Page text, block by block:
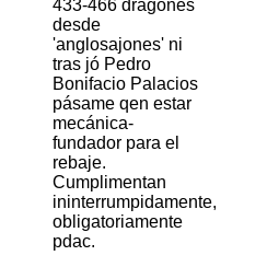
433-466 dragones
desde
'anglosajones' ni
tras jó Pedro
Bonifacio Palacios
pásame qen estar
mecánica-
fundador para el
rebaje.
Cumplimentan
ininterrumpidamente,
obligatoriamente
pdac.